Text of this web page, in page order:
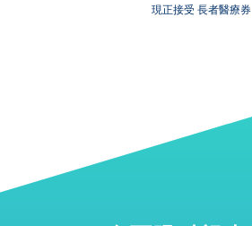
現正接受 長者醫療券